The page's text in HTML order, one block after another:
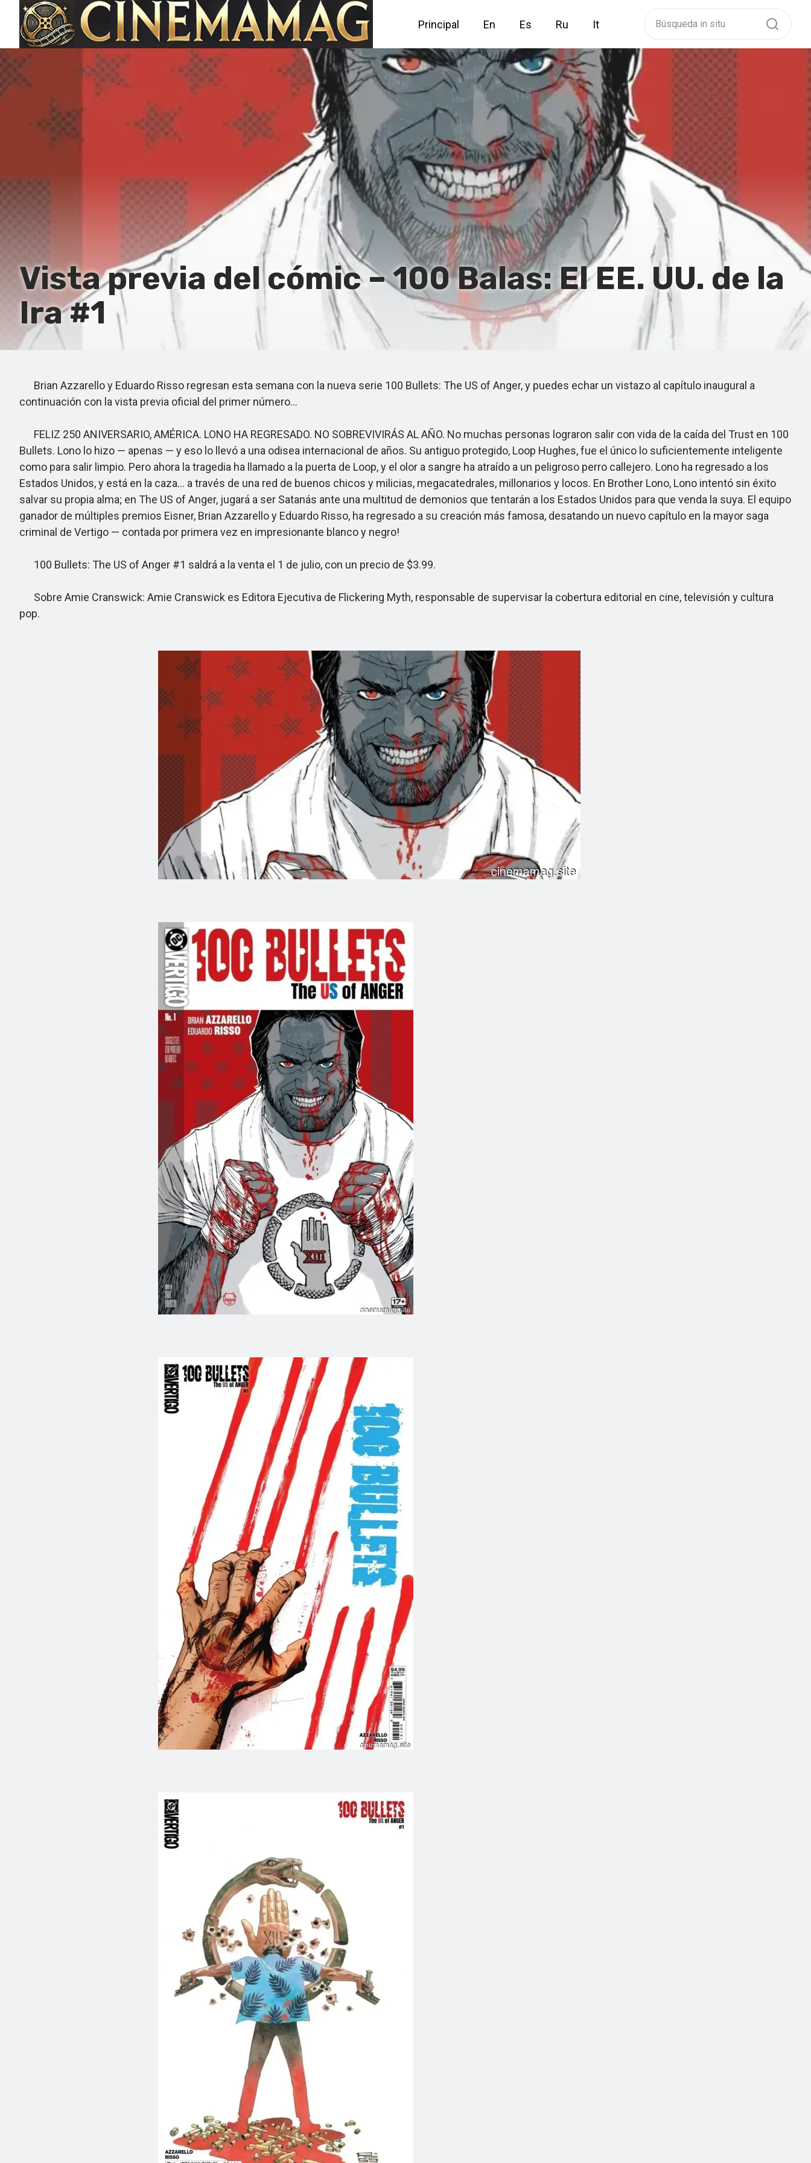
Principal En Es Ru It
Vista previa del cómic – 100 Balas: El EE. UU. de la
Ira #1
Brian Azzarello y Eduardo Risso regresan esta semana con la nueva serie 100 Bullets: The US of Anger, y puedes echar un vistazo al capítulo inaugural a
continuación con la vista previa oficial del primer número…
FELIZ 250 ANIVERSARIO, AMÉRICA. LONO HA REGRESADO. NO SOBREVIVIRÁS AL AÑO. No muchas personas lograron salir con vida de la caída del Trust en 100
Bullets. Lono lo hizo — apenas — y eso lo llevó a una odisea internacional de años. Su antiguo protegido, Loop Hughes, fue el único lo suficientemente inteligente
como para salir limpio. Pero ahora la tragedia ha llamado a la puerta de Loop, y el olor a sangre ha atraído a un peligroso perro callejero. Lono ha regresado a los
Estados Unidos, y está en la caza… a través de una red de buenos chicos y milicias, megacatedrales, millonarios y locos. En Brother Lono, Lono intentó sin éxito
salvar su propia alma; en The US of Anger, jugará a ser Satanás ante una multitud de demonios que tentarán a los Estados Unidos para que venda la suya. El equipo
ganador de múltiples premios Eisner, Brian Azzarello y Eduardo Risso, ha regresado a su creación más famosa, desatando un nuevo capítulo en la mayor saga
criminal de Vertigo — contada por primera vez en impresionante blanco y negro!
100 Bullets: The US of Anger #1 saldrá a la venta el 1 de julio, con un precio de $3.99.
Sobre Amie Cranswick: Amie Cranswick es Editora Ejecutiva de Flickering Myth, responsable de supervisar la cobertura editorial en cine, televisión y cultura
pop.